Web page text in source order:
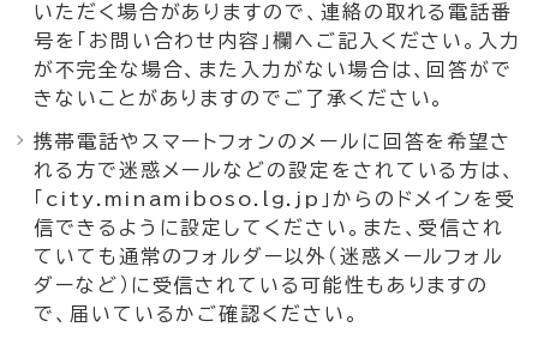
いただく場合がありますので、連絡の取れる電話番
号を「お問い合わせ内容」欄へご記入ください。入力
が不完全な場合、また入力がない場合は、回答がで
きないことがありますのでご了承ください。
携帯電話やスマートフォンのメールに回答を希望さ
れる方で迷惑メールなどの設定をされている方は、
「city.minamiboso.lg.jp」からのドメインを受
信できるように設定してください。また、受信され
ていても通常のフォルダー以外（迷惑メールフォル
ダーなど）に受信されている可能性もありますの
で、届いているかご確認ください。